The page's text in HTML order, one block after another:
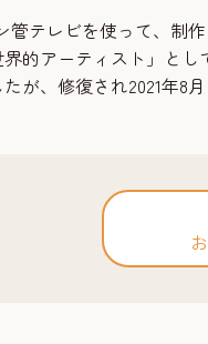
管テレビを使って、
的アーティスト」と
が、修復され2021年8